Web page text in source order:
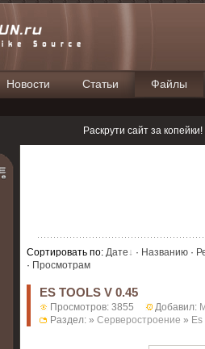
Новости Статьи Файлы
Раскрути сайт за
Сортировать по: Дате · Названию ·
· Просмотрам
ES TOOLS V 0.45
Просмотров: 3855 Добавил:
Раздел: » Серверостроение »